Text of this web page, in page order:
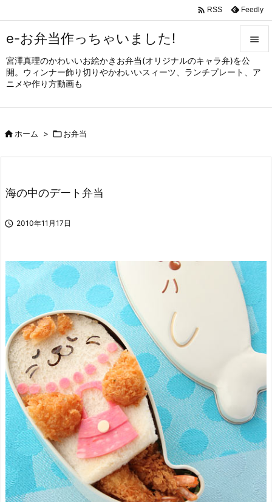
e-お弁当作っちゃいました!
宮澤真理のかわいいお絵かきお弁当(オリジナルのキャラ弁)を公
開。ウィンナー飾り切りやかわいいスィーツ、ランチプレート、ア
ニメや作り方動画も


メニュ
サイド

 RSS Feedly
ホーム > お弁当
海の中のデート弁当
 2010年11月17日